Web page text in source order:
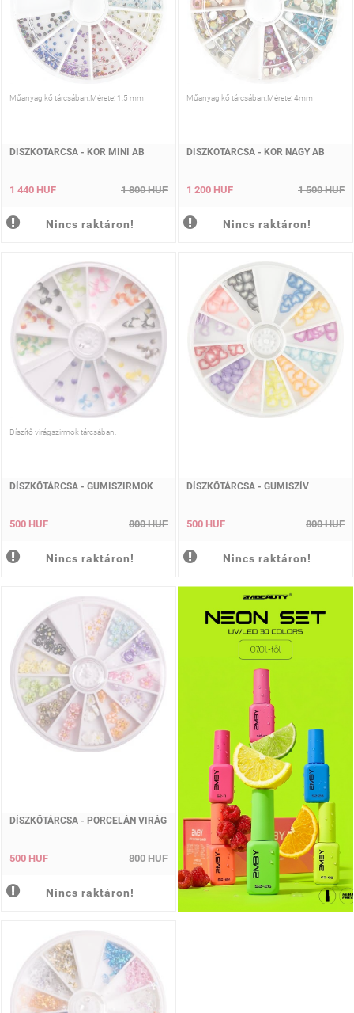
Műanyag kő tárcsában.Mérete: 1,5 mm
DÍSZKŐTÁRCSA - KÖR MINI AB
1 440 HUF 1 800 HUF
Nincs raktáron!
Műanyag kő tárcsában.Mérete: 4mm
DÍSZKŐTÁRCSA - KÖR NAGY AB
1 200 HUF 1 500 HUF
Nincs raktáron!
Díszítő virágszirmok tárcsában.
DÍSZKŐTÁRCSA - GUMISZIRMOK
500 HUF 800 HUF
Nincs raktáron!
DÍSZKŐTÁRCSA - GUMISZÍV
500 HUF 800 HUF
Nincs raktáron!
DÍSZKŐTÁRCSA - PORCELÁN VIRÁG
500 HUF 800 HUF
Nincs raktáron!